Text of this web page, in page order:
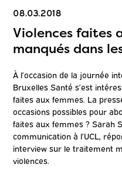
08.03.2018
Violences faites
manqués dans
À l’occasion de la journée
Bruxelles Santé s’est
faites aux femmes. La
occasions possibles pour
faites aux femmes ? Sarah
communication à l’UCL,
interview sur le traitement
violences.